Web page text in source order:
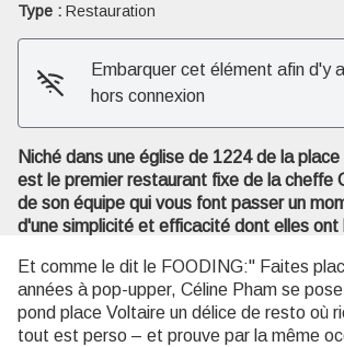
Type : Restauration
Embarquer cet élément afin d'y
hors connexion
Niché dans une église de 1224 de la
est le premier restaurant fixe de la cheffe
de son équipe qui vous font passer un
d'une simplicité et efficacité dont elles ont
Et comme le dit le FOODING:" Faites
années à pop-upper, Céline Pham se
pond place Voltaire un délice de resto où
tout est perso – et prouve par la même